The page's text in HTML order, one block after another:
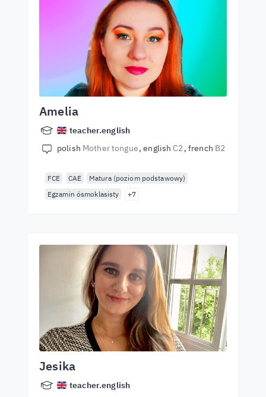
Amelia
teacher.english
polish Mother tongue english C2 french B2
FCE CAE
Matura (poziom podstawowy)
Egzamin ósmoklasisty
+7
Jesika
teacher.english